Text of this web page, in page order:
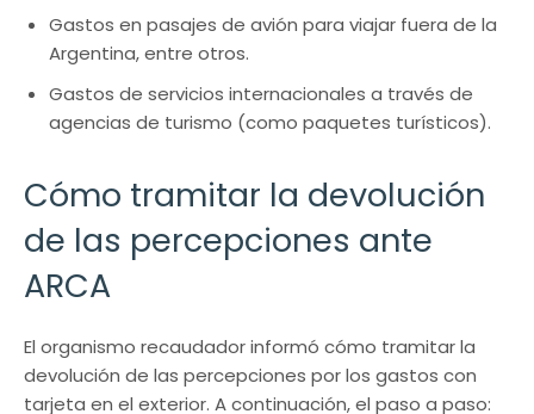
Gastos en pasajes de avión para viajar fuera de la
Argentina, entre otros.
Gastos de servicios internacionales a través de
agencias de turismo (como paquetes turísticos).
Cómo tramitar la devolución
de las percepciones ante
ARCA
El organismo recaudador informó cómo tramitar la
devolución de las percepciones por los gastos con
tarjeta en el exterior. A continuación, el paso a paso: